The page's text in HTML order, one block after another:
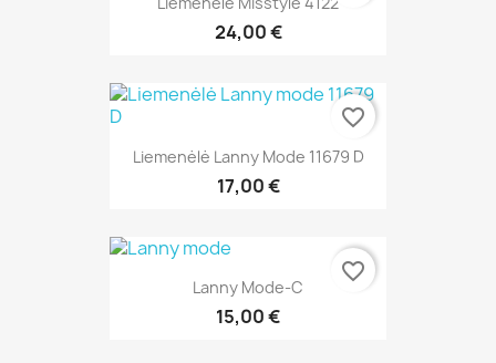
24,00 €
Liemenėlė Lanny Mode 11679 D
17,00 €
favorite_border
Lanny Mode-C
15,00 €
favorite_border